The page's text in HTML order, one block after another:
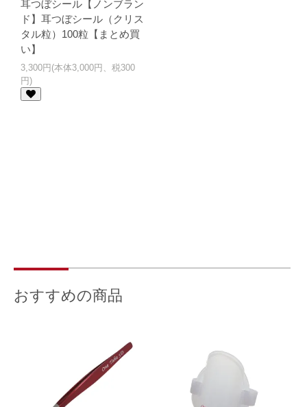
耳つぼシール【ノンブラン
ド】耳つぼシール（クリス
タル粒）100粒【まとめ買
い】
3,300円(本体3,000円、税300
円)
おすすめの商品